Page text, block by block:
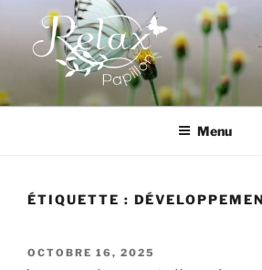
contenu
RELAX PAPILLON
Menu
ÉTIQUETTE :
PUBLIÉ
OCTOBRE 16, 2025